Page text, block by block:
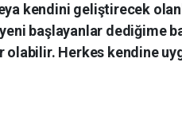
kendini geliştirecek
başlayanlar dediğime
Herkes kendine